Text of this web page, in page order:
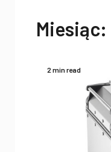
Miesiąc:
2 min read